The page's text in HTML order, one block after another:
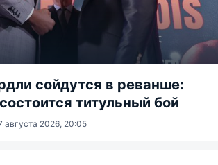
сойдутся в реванше:
титульный бой
августа 2026, 20:05